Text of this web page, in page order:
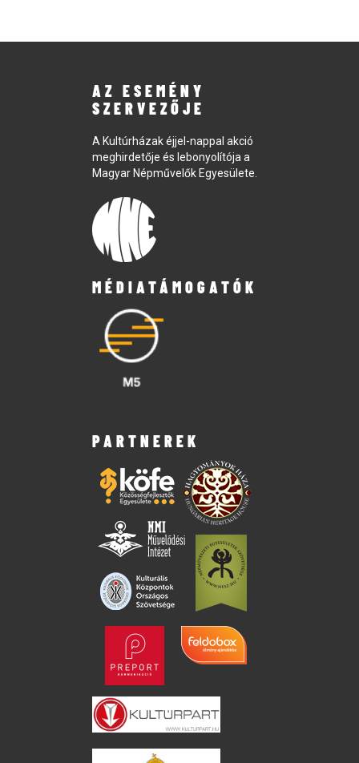
AZ ESEMÉNY
SZERVEZŐJE
A Kultúrházak éjjel-nappal akció
meghirdetője és lebonyolítója a
Magyar Népművelők Egyesülete.
MÉDIATÁMOGATÓK
PARTNEREK